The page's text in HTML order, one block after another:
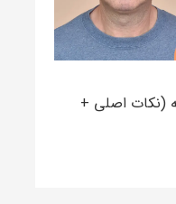
(نکات اصلی +